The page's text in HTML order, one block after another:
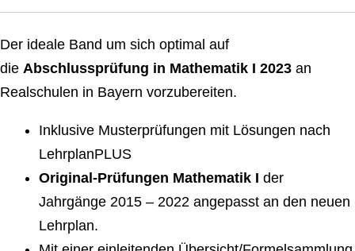
Der ideale Band um sich optimal auf
die Abschlussprüfung in Mathematik I 2023 an
Realschulen in Bayern vorzubereiten.
Inklusive Musterprüfungen mit Lösungen nach
LehrplanPLUS
Original-Prüfungen Mathematik I der
Jahrgänge 2015 – 2022 angepasst an den neuen
Lehrplan.